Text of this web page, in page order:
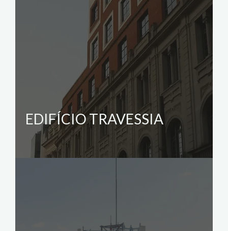
EDIFÍCIO TRAVESSIA